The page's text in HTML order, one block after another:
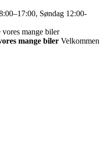
Søndag 12:00-
mange biler Velkommen